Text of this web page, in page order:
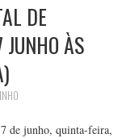
DE
JUNHO ÀS
de junho, quinta-feira,